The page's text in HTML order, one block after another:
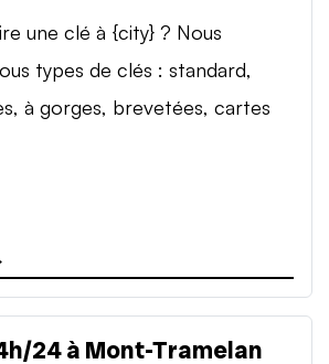
une clé à {city} ? Nous
types de clés : standard,
à gorges, brevetées, cartes
24 à Mont-Tramelan